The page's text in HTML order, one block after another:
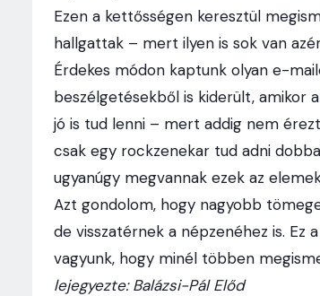
Ezen a kettősségen keresztül
hallgattak – mert ilyen is sok van
Érdekes módon kaptunk olyan e-
beszélgetésekből is kiderült, amikor
jó is tud lenni – mert addig nem
csak egy rockzenekar tud adni
ugyanúgy megvannak ezek az
Azt gondolom, hogy nagyobb
de visszatérnek a népzenéhez is. Ez
vagyunk, hogy minél többen
lejegyezte: Balázsi-Pál Előd